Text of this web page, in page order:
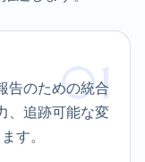
01
告のための統合
、追跡可能な変
す。